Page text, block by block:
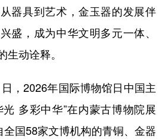
湖北 湖南
青海 宁夏
黑龙江
器具到艺术，金玉器的发展伴
盛，成为中华文明多元一体、
动诠释。
2026年国际博物馆日中国主
多彩中华”在内蒙古博物院展
国58家文博机构的青铜、金器